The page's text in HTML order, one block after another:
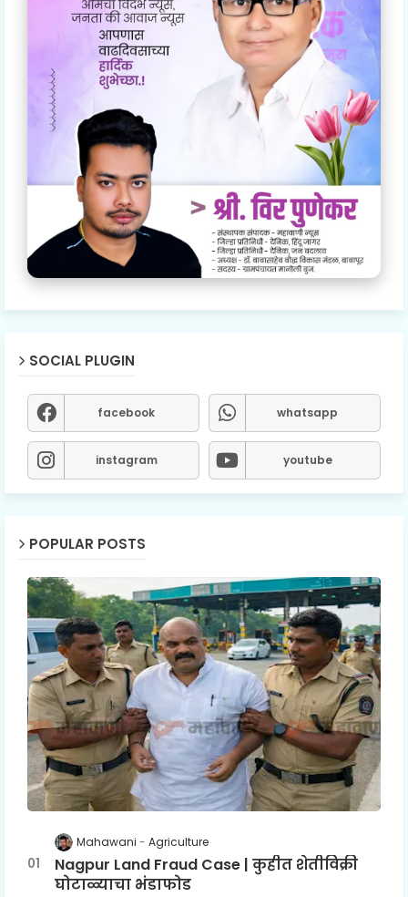
SOCIAL PLUGIN
facebook whatsapp
instagram youtube
POPULAR POSTS
Mahawani Agriculture
Nagpur Land Fraud Case | कुहीत शेतीविक्री
घोटाळ्याचा भंडाफोड